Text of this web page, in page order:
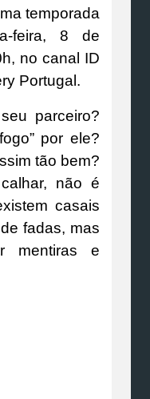
temporada
feira, 8 de
no canal ID
Portugal.
parceiro?
por ele?
tão bem?
não é
casais
fadas, mas
mentiras e